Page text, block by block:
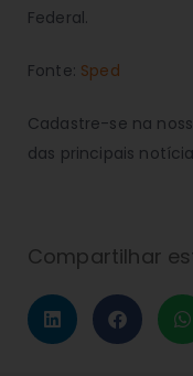
Federal.
Fonte: Sped
Cadastre-se na
das principais
Compartilhar